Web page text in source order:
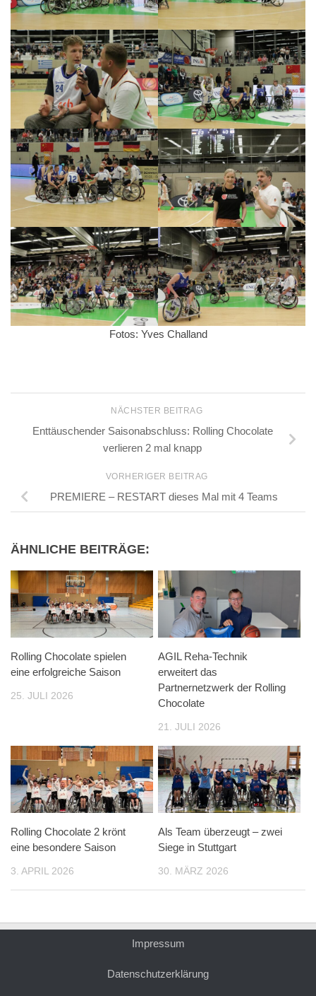
Fotos: Yves Challand
NÄCHSTER BEITRAG
Enttäuschender Saisonabschluss: Rolling Chocolate
verlieren 2 mal knapp
VORHERIGER BEITRAG
PREMIERE – RESTART dieses Mal mit 4 Teams
ÄHNLICHE BEITRÄGE:
Rolling Chocolate spielen
eine erfolgreiche Saison
25. JULI 2026
AGIL Reha-Technik
erweitert das
Partnernetzwerk der Rolling
Chocolate
21. JULI 2026
Rolling Chocolate 2 krönt
eine besondere Saison
3. APRIL 2026
Als Team überzeugt – zwei
Siege in Stuttgart
30. MÄRZ 2026
Impressum
Datenschutzerklärung